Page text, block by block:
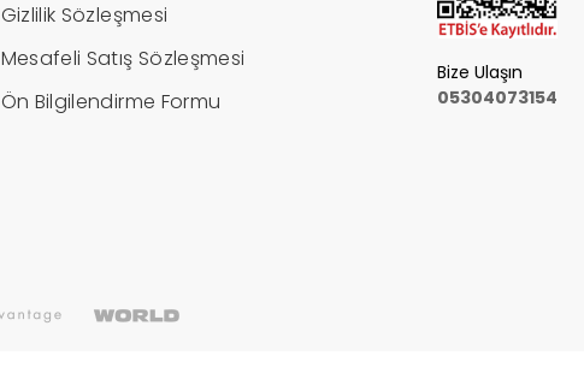
Gizlilik Sözleşmesi
Mesafeli Satış Sözleşmesi
Ön Bilgilendirme Formu
Bize Ulaşın
05304073154